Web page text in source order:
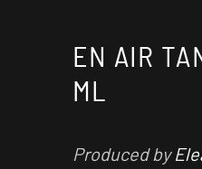
EN AIR
ML
Produced by